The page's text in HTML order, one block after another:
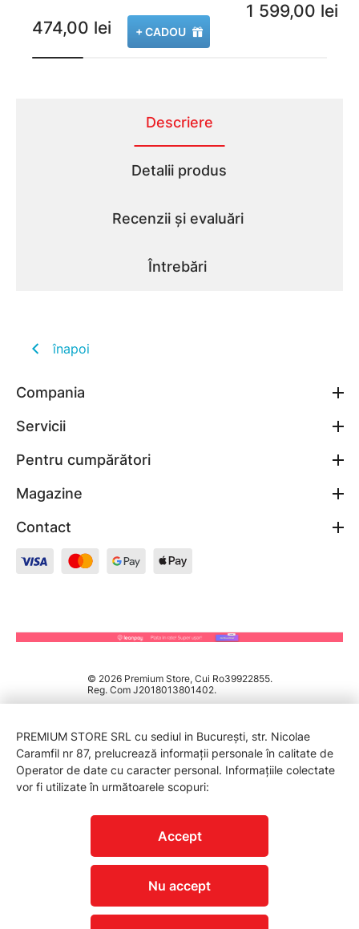
474,00 lei + CADOU
1 599,00 lei
Descriere
Detalii produs
Recenzii și evaluări
Întrebări
înapoi
Compania
Servicii
Pentru cumpărători
Magazine
Contact
© 2026 Premium Store, Cui Ro39922855.
Reg. Com J2018013801402.
PREMIUM STORE SRL cu sediul in București, str. Nicolae
Caramfil nr 87, prelucrează informații personale în calitate de
Operator de date cu caracter personal. Informațiile colectate
vor fi utilizate în următoarele scopuri:
Accept
Nu accept